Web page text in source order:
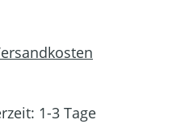
1-3 Tage